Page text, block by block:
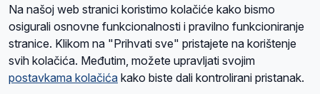
kojima je i hrvatska Udruga Radio Marija.
O namaRadio ProgramVolonteriPrijateljiKontaktPravila privatnosti
Na našoj web stranici koristimo kolačiće kako bismo
osigurali osnovne funkcionalnosti i pravilno funkcioniranje
stranice. Klikom na "Prihvati sve" pristajete na korištenje
svih kolačića. Međutim, možete upravljati svojim
postavkama kolačića kako biste dali kontrolirani pristanak.